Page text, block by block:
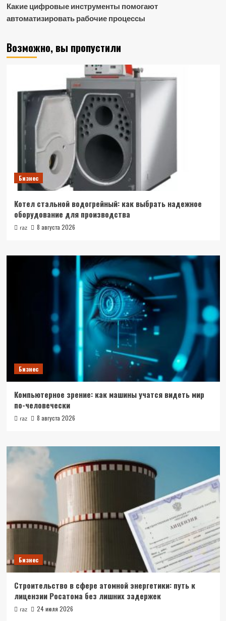
Какие цифровые инструменты помогают
автоматизировать рабочие процессы
Возможно, вы пропустили
Бизнес
Котел стальной водогрейный: как выбрать надежное
оборудование для производства
raz 8 августа 2026
Бизнес
Компьютерное зрение: как машины учатся видеть мир
по-человечески
raz 8 августа 2026
Бизнес
Строительство в сфере атомной энергетики: путь к
лицензии Росатома без лишних задержек
raz 24 июля 2026